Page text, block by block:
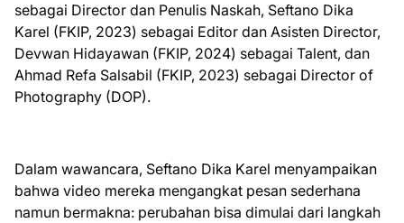
sebagai Director dan Penulis Naskah, Seftano Dika
Karel (FKIP, 2023) sebagai Editor dan Asisten Director,
Devwan Hidayawan (FKIP, 2024) sebagai Talent, dan
Ahmad Refa Salsabil (FKIP, 2023) sebagai Director of
Photography (DOP).
Dalam wawancara, Seftano Dika Karel menyampaikan
bahwa video mereka mengangkat pesan sederhana
namun bermakna: perubahan bisa dimulai dari langkah